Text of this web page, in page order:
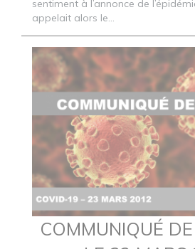
sentiment à l’annonce de
appelait alors le...
COMMUNIQUÉ